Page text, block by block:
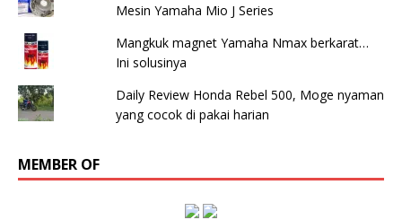
Mesin Yamaha Mio J Series
Mangkuk magnet Yamaha Nmax berkarat…
Ini solusinya
Daily Review Honda Rebel 500, Moge nyaman
yang cocok di pakai harian
MEMBER OF